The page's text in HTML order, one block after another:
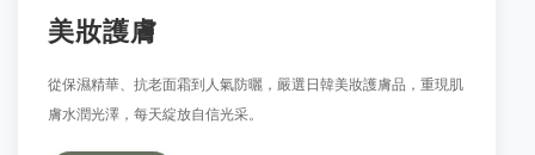
美妝護膚
從保濕精華、抗老面霜到人氣防曬，嚴選日韓美妝護膚品，重現肌
膚水潤光澤，每天綻放自信光采。